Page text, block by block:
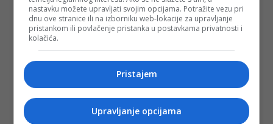
nastavku možete upravljati svojim opcijama. Potražite vezu pri
dnu ove stranice ili na izborniku web-lokacije za upravljanje
pristankom ili povlačenje pristanka u postavkama privatnosti i
kolačića.
Pristajem
Upravljanje opcijama